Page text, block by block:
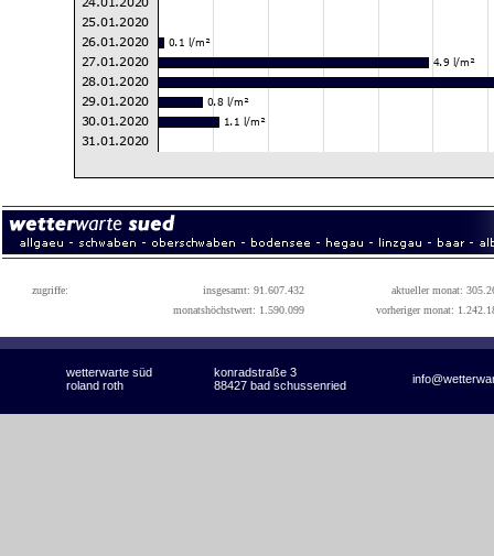
zugriffe: insgesamt: 91.607.432
aktueller monat:
monatshöchstwert: 1.590.099
vorheriger monat:
wetterwarte süd konradstraße 3
roland roth 88427 bad schussenried